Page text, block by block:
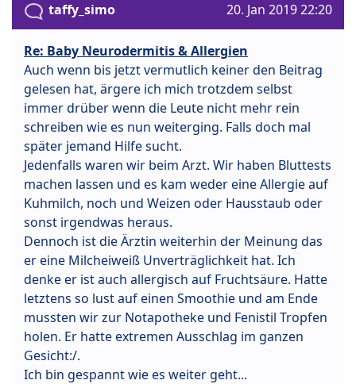
taffy_simo 20. Jan 2019 22:20
Re: Baby Neurodermitis & Allergien
Auch wenn bis jetzt vermutlich keiner den Beitrag
gelesen hat, ärgere ich mich trotzdem selbst
immer drüber wenn die Leute nicht mehr rein
schreiben wie es nun weiterging. Falls doch mal
später jemand Hilfe sucht.
Jedenfalls waren wir beim Arzt. Wir haben Bluttests
machen lassen und es kam weder eine Allergie auf
Kuhmilch, noch und Weizen oder Hausstaub oder
sonst irgendwas heraus.
Dennoch ist die Ärztin weiterhin der Meinung das
er eine Milcheiweiß Unverträglichkeit hat. Ich
denke er ist auch allergisch auf Fruchtsäure. Hatte
letztens so lust auf einen Smoothie und am Ende
mussten wir zur Notapotheke und Fenistil Tropfen
holen. Er hatte extremen Ausschlag im ganzen
Gesicht:/.
Ich bin gespannt wie es weiter geht...